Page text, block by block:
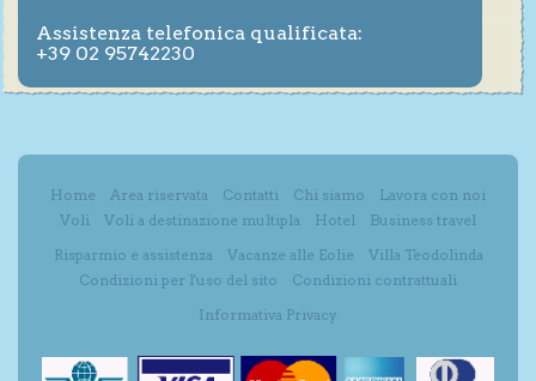
Assistenza telefonica qualificata:
+39 02 95742230
Home Area riservata Contatti Chi siamo
Lavora con noi
Voli
Voli a destinazione multipla Hotel
Business travel
Risparmio e assistenza
Vacanze alle Eolie
Villa Teodolinda
Condizioni per l'uso del sito
Condizioni contrattuali
Informativa Privacy